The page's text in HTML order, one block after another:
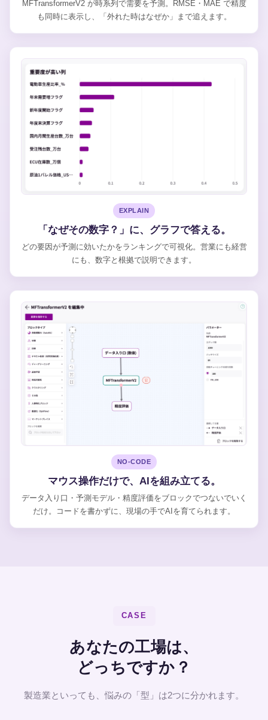
MFTransformerV2 が時系列で需要を予測。RMSE・MAE で精度
も同時に表示し、「外れた時はなぜか」まで追えます。
EXPLAIN
「なぜその数字？」に、グラフで答える。
どの要因が予測に効いたかをランキングで可視化。営業にも経営
にも、数字と根拠で説明できます。
NO-CODE
マウス操作だけで、AIを組み立てる。
データ入り口・予測モデル・精度評価をブロックでつないでいく
だけ。コードを書かずに、現場の手でAIを育てられます。
CASE
あなたの工場は、
どっちですか？
製造業といっても、悩みの「型」は2つに分かれます。